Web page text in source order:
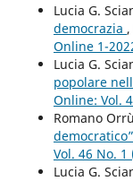
Lucia G.
democrazia ,
Online 1-
Lucia G.
popolare
Online: Vol.
Romano
Vol. 46 No. 1
Lucia G.